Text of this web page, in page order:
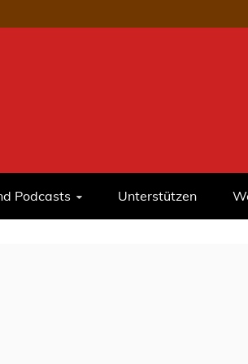
Podcasts Unterstützen